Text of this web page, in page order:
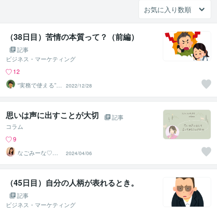
（38日目）苦情の本質って？（前編）
記事
ビジネス・マーケティング
12
“実務で使える”改
善パートナー／
かめきち
2022/12/28
思いは声に出すことが大切
記事
コラム
9
なごみーな♡癒
し系心のサポー
ター
2024/04/06
（45日目）自分の人柄が表れるとき。
記事
ビジネス・マーケティング